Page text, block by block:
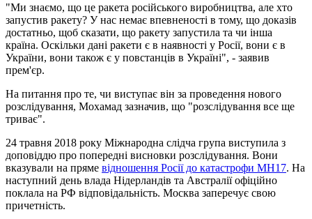
"Ми знаємо, що це ракета російського виробництва, але хто
запустив ракету? У нас немає впевненості в тому, що доказів
достатньо, щоб сказати, що ракету запустила та чи інша
країна. Оскільки дані ракети є в наявності у Росії, вони є в
України, вони також є у повстанців в Україні", - заявив
прем'єр.
На питання про те, чи виступає він за проведення нового
розслідування, Мохамад зазначив, що "розслідування все ще
триває".
24 травня 2018 року Міжнародна слідча група виступила з
доповіддю про попередні висновки розслідування. Вони
вказували на пряме відношення Росії до катастрофи MH17. На
наступний день влада Нідерландів та Австралії офіційно
поклала на РФ відповідальність. Москва заперечує свою
причетність.